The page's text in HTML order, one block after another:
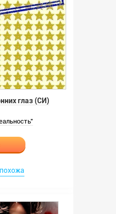
глаз (СИ)